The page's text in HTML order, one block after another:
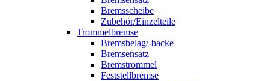
Bremsscheibe
Zubehör/Einzelteile
Trommelbremse
Bremsbelag/-backe
Bremsensatz
Bremstrommel
Feststellbremse